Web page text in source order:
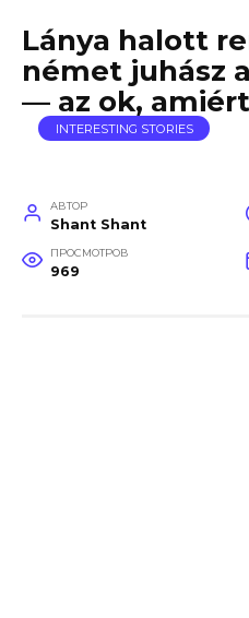
Lánya halott
német juhász
— az ok,
INTERESTING STORIES
АВТОР
Shant Shant
ПРОСМОТРОВ
969